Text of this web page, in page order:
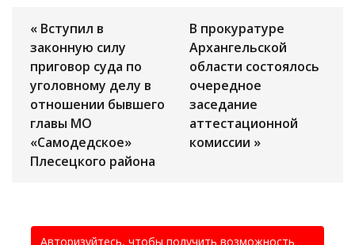
« Вступил в
законную силу
приговор суда по
уголовному делу в
отношении бывшего
главы МО
«Самодедское»
Плесецкого района
В прокуратуре
Архангельской
области состоялось
очередное
заседание
аттестационной
комиссии »
Авторизуйтесь, чтобы получить возможность